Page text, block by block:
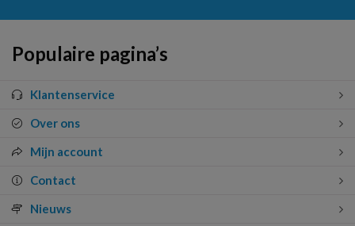
Populaire pagina’s
Klantenservice
Over ons
Mijn account
Contact
Nieuws